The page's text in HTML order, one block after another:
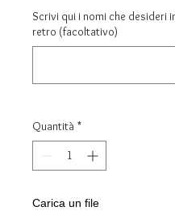
Scrivi qui i nomi che desideri
retro (facoltativo)
Quantità *
Carica un file